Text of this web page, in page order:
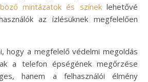
mintázatok és színeklehetővé
az ízlésüknek megfelelően
hogy a megfelelő védelmi megoldás
a telefon épségének megőrzése
hanem a felhasználói élmény